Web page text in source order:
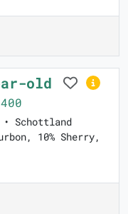
old
Schottland
10% Sherry,